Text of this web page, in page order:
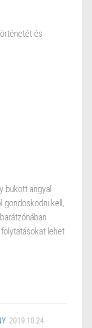
és
bukott angyal
gondoskodni kell,
lehet
2019.10.24.